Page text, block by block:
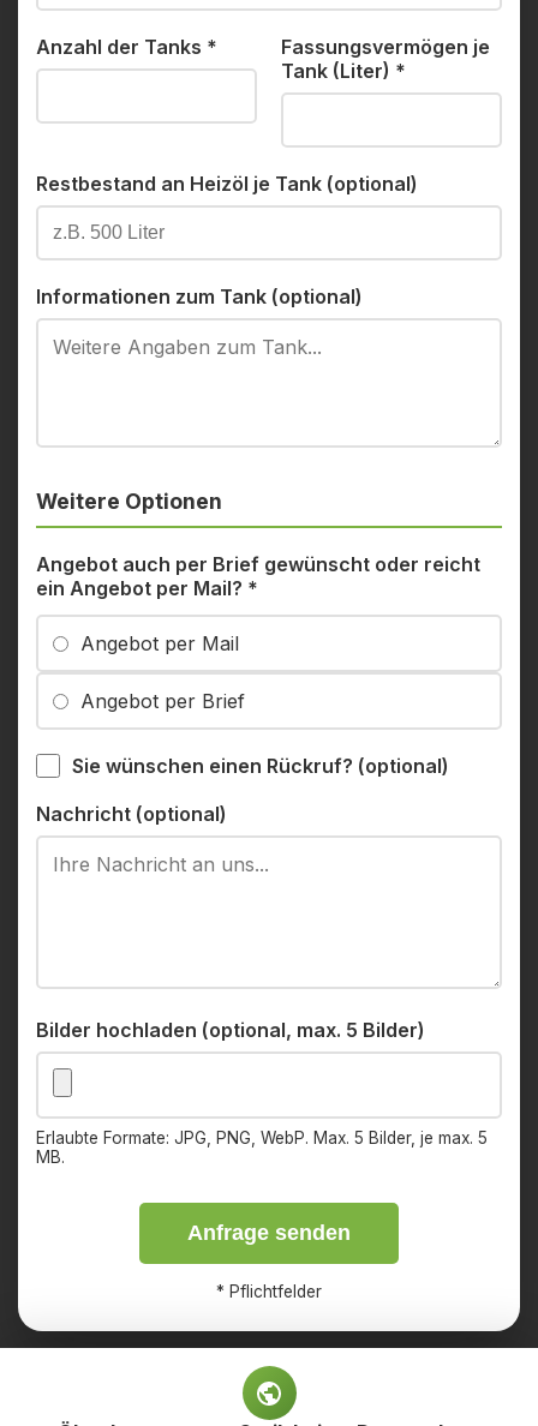
Anzahl der Tanks *
Fassungsvermögen je
Tank (Liter) *
Restbestand an Heizöl je Tank (optional)
Informationen zum Tank (optional)
Weitere Optionen
Angebot auch per Brief gewünscht oder reicht
ein Angebot per Mail? *
Angebot per Mail
Angebot per Brief
Sie wünschen einen Rückruf? (optional)
Nachricht (optional)
Bilder hochladen (optional, max. 5 Bilder)
Erlaubte Formate: JPG, PNG, WebP. Max. 5 Bilder, je max. 5
MB.
Anfrage senden
* Pflichtfelder